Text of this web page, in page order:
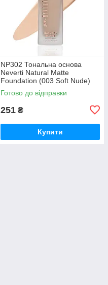
NP302 Тональна основа
Neverti Natural Matte
Foundation (003 Soft Nude)
Готово до відправки
251 ₴
Купити